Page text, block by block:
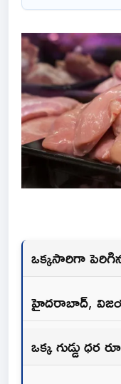
ఒక్కసారిగా
హైదరాబాద్‌,
ఒక్క గుడ్డు ధర